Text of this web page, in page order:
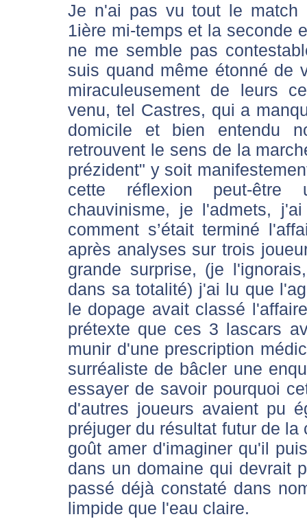
Je n'ai pas vu tout le match
1ière mi-temps et la seconde
ne me semble pas
suis quand même étonné de
miraculeusement de leurs
venu, tel Castres, qui a
domicile et bien entendu
retrouvent le sens de la
prézident" y soit
cette réflexion peut-être
chauvinisme, je l'admets,
comment s’était terminé
après analyses sur trois
grande surprise, (je
dans sa totalité) j'ai lu que
le dopage avait classé
prétexte que ces 3 lascars
munir d'une prescription
surréaliste de bâcler une
essayer de savoir pourquoi
d'autres joueurs avaient pu
préjuger du résultat futur de
goût amer d'imaginer qu'il
dans un domaine qui devrait
passé déjà constaté dans
limpide que l'eau claire.